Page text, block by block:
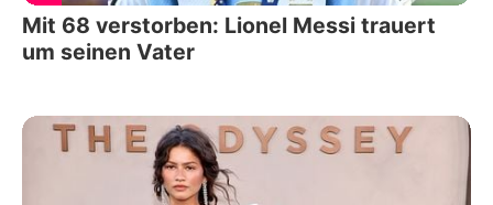
Mit 68 verstorben: Lionel Messi trauert
um seinen Vater